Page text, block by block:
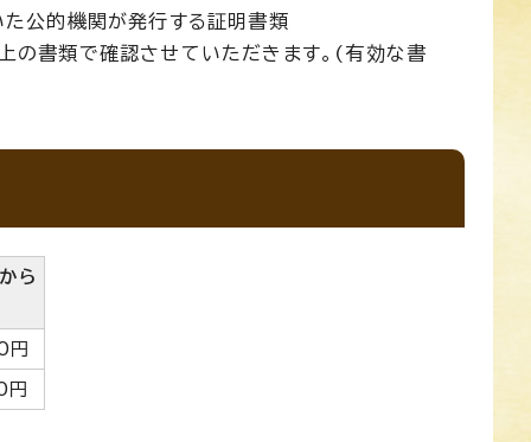
た公的機関が発行する証明書類
の書類で確認させていただきます。(有効な書
ら
円